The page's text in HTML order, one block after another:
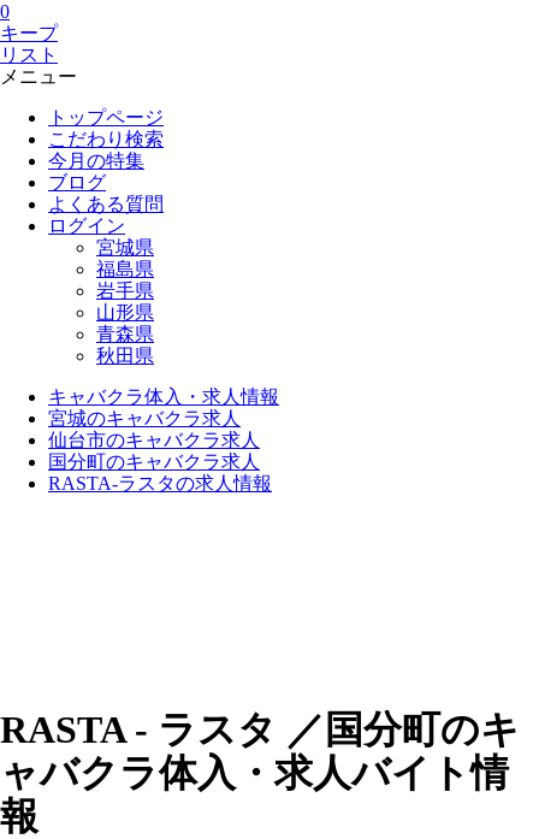
0
キープ
リスト
メニュー
トップページ
こだわり検索
今月の特集
ブログ
よくある質問
ログイン
宮城県
福島県
岩手県
山形県
青森県
秋田県
キャバクラ体入・求人情報
宮城のキャバクラ求人
仙台市のキャバクラ求人
国分町のキャバクラ求人
RASTA-ラスタの求人情報
RASTA - ラスタ ／国分町のキ
ャバクラ体入・求人バイト情
報